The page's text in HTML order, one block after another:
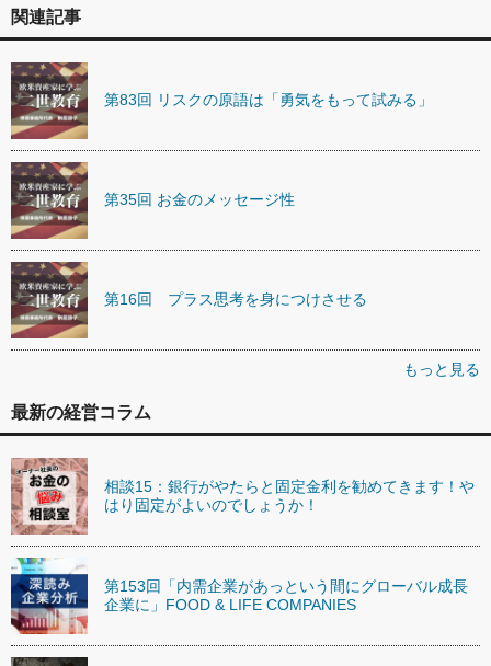
関連記事
第83回 リスクの原語は「勇気をもって試みる」
第35回 お金のメッセージ性
第16回 プラス思考を身につけさせる
もっと見る
最新の経営コラム
相談15：銀行がやたらと固定金利を勧めてきます！や
はり固定がよいのでしょうか！
第153回「内需企業があっという間にグローバル成長
企業に」FOOD & LIFE COMPANIES